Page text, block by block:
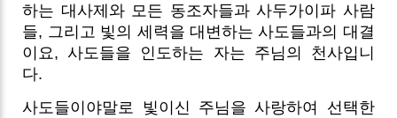
하는 대사제와 모든 동조자들과 사두가이파 사람
들, 그리고 빛의 세력을 대변하는 사도들과의 대결
이요, 사도들을 인도하는 자는 주님의 천사입니
다.
사도들이야말로 빛이신 주님을 사랑하여 선택한